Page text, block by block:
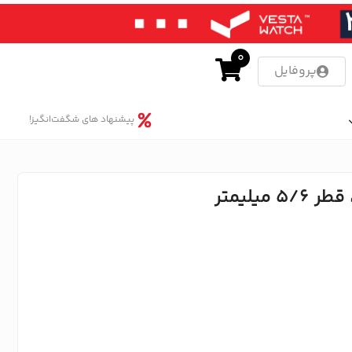
پروفایل
0
پیشنهاد های شگفت‌انگیز!